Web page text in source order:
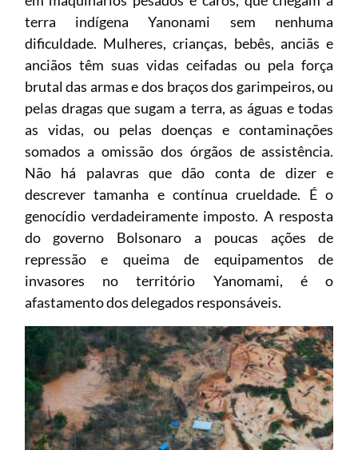
terra indígena Yanonami sem nenhuma
dificuldade. Mulheres, crianças, bebês, anciãs e
anciãos têm suas vidas ceifadas ou pela força
brutal das armas e dos braços dos garimpeiros, ou
pelas dragas que sugam a terra, as águas e todas
as vidas, ou pelas doenças e contaminações
somados a omissão dos órgãos de assistência.
Não há palavras que dão conta de dizer e
descrever tamanha e contínua crueldade. É o
genocídio verdadeiramente imposto. A resposta
do governo Bolsonaro a poucas ações de
repressão e queima de equipamentos de
invasores no território Yanomami, é o
afastamento dos delegados responsáveis.